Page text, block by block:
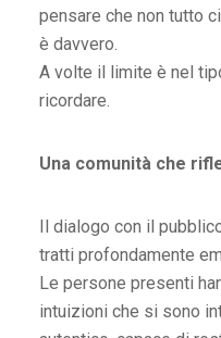
pensare che non tutto
è davvero.
A volte il limite è nel
ricordare.
Una comunità che
Il dialogo con il
tratti profondamente
Le persone presenti
intuizioni che si sono